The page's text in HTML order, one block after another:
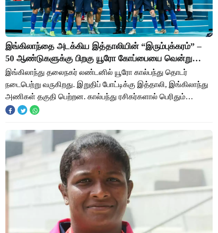
இங்கிலாந்தை அடக்கிய இத்தாலியின் “இரும்புக்கரம்” –
50 ஆண்டுகளுக்கு பிறகு யூரோ கோப்பையை வென்று
சாதனை!
இங்கிலாந்து தலைநகர் லண்டனில் யூரோ கால்பந்து தொடர்
நடைபெற்று வருகிறது. இறுதிப் போட்டிக்கு இத்தாலி, இங்கிலாந்து
அணிகள் தகுதி பெற்றன. கால்பந்து ரசிகர்களால் பெரிதும்
எதிர்பார்க்கப்பட்ட இந்தப் போட்டியில்